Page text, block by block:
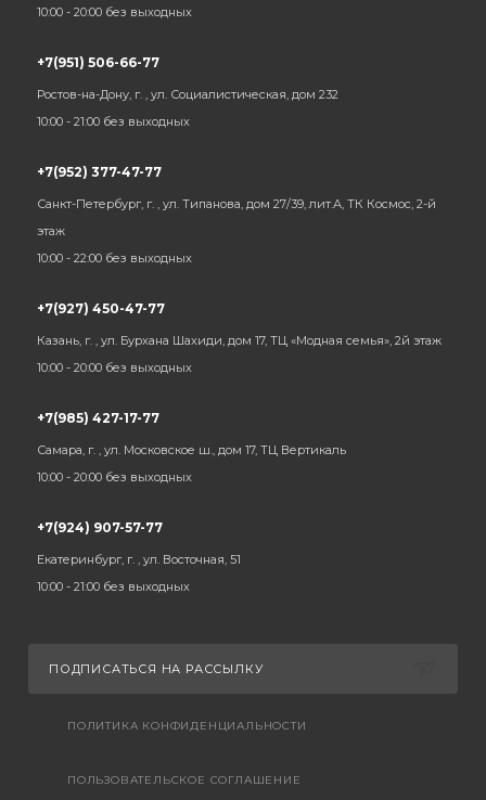
10:00 - 20:00 без выходных
+7(951) 506-66-77
Ростов-на-Дону, г. , ул. Социалистическая, дом 232
10:00 - 21:00 без выходных
+7(952) 377-47-77
Санкт-Петербург, г. , ул. Типанова, дом 27/39, лит.А, ТК Космос, 2-й
этаж
10:00 - 22:00 без выходных
+7(927) 450-47-77
Казань, г. , ул. Бурхана Шахиди, дом 17, ТЦ «Модная семья», 2й этаж
10:00 - 20:00 без выходных
+7(985) 427-17-77
Самара, г. , ул. Московское ш., дом 17, ТЦ Вертикаль
10:00 - 20:00 без выходных
+7(924) 907-57-77
Екатеринбург, г. , ул. Восточная, 51
10:00 - 21:00 без выходных
ПОДПИСАТЬСЯ НА РАССЫЛКУ
ПОЛИТИКА КОНФИДЕНЦИАЛЬНОСТИ
ПОЛЬЗОВАТЕЛЬСКОЕ СОГЛАШЕНИЕ